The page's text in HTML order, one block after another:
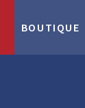
BOUTIQUE